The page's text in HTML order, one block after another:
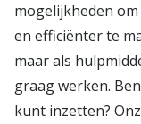
mogelijkheden
en efficiënter te
maar als
graag werken.
kunt inzetten?